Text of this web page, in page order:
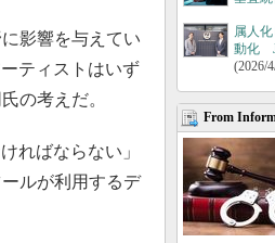
影響を与えてい
ティストはいず
の考えだ。
ればならない」
ルが利用するデ
属人
動化
(2026/
From